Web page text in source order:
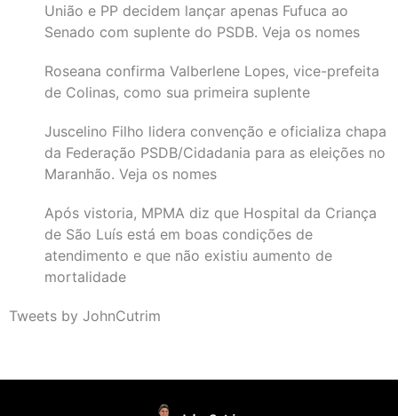
União e PP decidem lançar apenas Fufuca ao
Senado com suplente do PSDB. Veja os nomes
Roseana confirma Valberlene Lopes, vice-prefeita
de Colinas, como sua primeira suplente
Juscelino Filho lidera convenção e oficializa chapa
da Federação PSDB/Cidadania para as eleições no
Maranhão. Veja os nomes
Após vistoria, MPMA diz que Hospital da Criança
de São Luís está em boas condições de
atendimento e que não existiu aumento de
mortalidade
Tweets by JohnCutrim